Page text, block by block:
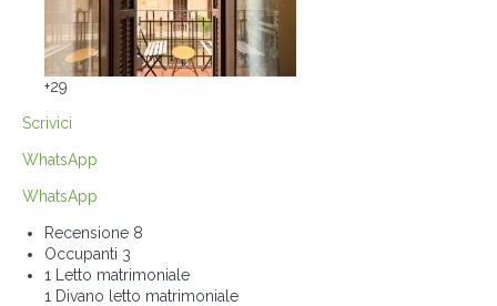
+29
Scrivici
WhatsApp
WhatsApp
Recensione 8
Occupanti 3
1 Letto matrimoniale
1 Divano letto matrimoniale